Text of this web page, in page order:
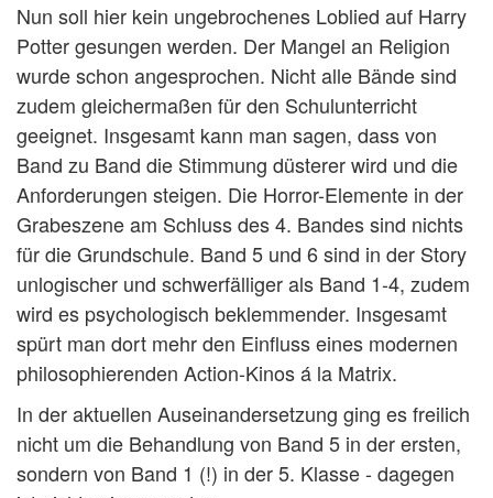
Nun soll hier kein ungebrochenes Loblied auf Harry
Potter gesungen werden. Der Mangel an Religion
wurde schon angesprochen. Nicht alle Bände sind
zudem gleichermaßen für den Schulunterricht
geeignet. Insgesamt kann man sagen, dass von
Band zu Band die Stimmung düsterer wird und die
Anforderungen steigen. Die Horror-Elemente in der
Grabeszene am Schluss des 4. Bandes sind nichts
für die Grundschule. Band 5 und 6 sind in der Story
unlogischer und schwerfälliger als Band 1-4, zudem
wird es psychologisch beklemmender. Insgesamt
spürt man dort mehr den Einfluss eines modernen
philosophierenden Action-Kinos á la Matrix.
In der aktuellen Auseinandersetzung ging es freilich
nicht um die Behandlung von Band 5 in der ersten,
sondern von Band 1 (!) in der 5. Klasse - dagegen